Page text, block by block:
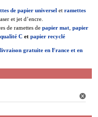
de papier universel et ramettes
et jet d’encre.
de ramettes de papier mat papier
C et papier recyclé
livraison gratuite en France et en